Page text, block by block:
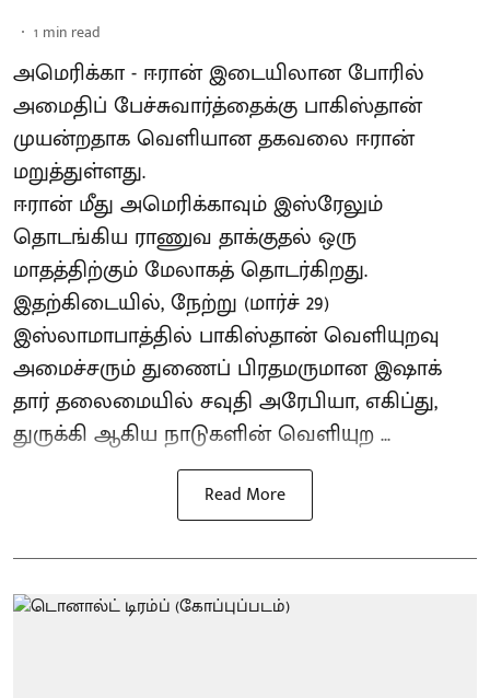
1 min read
அமெரிக்கா - ஈரான் இடையிலான போரில்
அமைதிப் பேச்சுவார்த்தைக்கு பாகிஸ்தான்
முயன்றதாக வெளியான தகவலை ஈரான்
மறுத்துள்ளது.
ஈரான் மீது அமெரிக்காவும் இஸ்ரேலும்
தொடங்கிய ராணுவ தாக்குதல் ஒரு
மாதத்திற்கும் மேலாகத் தொடர்கிறது.
இதற்கிடையில், நேற்று (மார்ச் 29)
இஸ்லாமாபாத்தில் பாகிஸ்தான் வெளியுறவு
அமைச்சரும் துணைப் பிரதமருமான இஷாக்
தார் தலைமையில் சவுதி அரேபியா, எகிப்து,
துருக்கி ஆகிய நாடுகளின் வெளியுற ...
Read More